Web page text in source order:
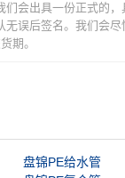
们会出具一份正式的，
无误后签名。我们会尽
期。
盘锦PE给水管